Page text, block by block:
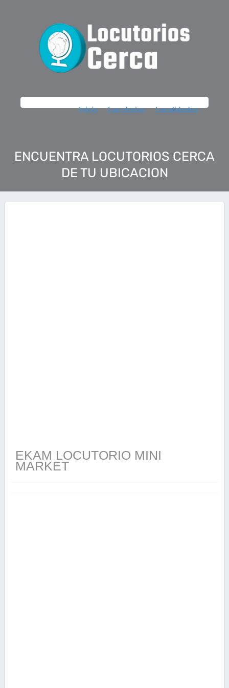
Inicio Locutorios Localidades
ENCUENTRA LOCUTORIOS CERCA
DE TU UBICACION
EKAM LOCUTORIO MINI
MARKET